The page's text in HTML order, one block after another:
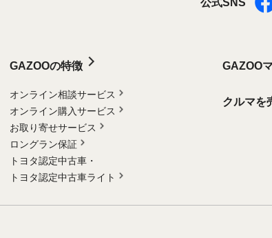
公式SNS
GAZOOの特徴
オンライン相談サービス
オンライン購入サービス
お取り寄せサービス
ロングラン保証
トヨタ認定中古車・
トヨタ認定中古車ライト
GAZOO
クルマを